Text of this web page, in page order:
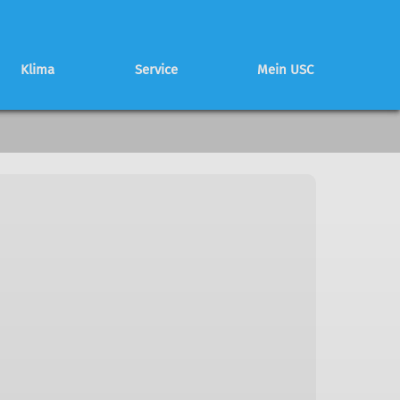
Schwierigkeitsbewertung Programmheft
Partnerhütte Programmheft
Klima Service
Mitglied werden
Mein USC